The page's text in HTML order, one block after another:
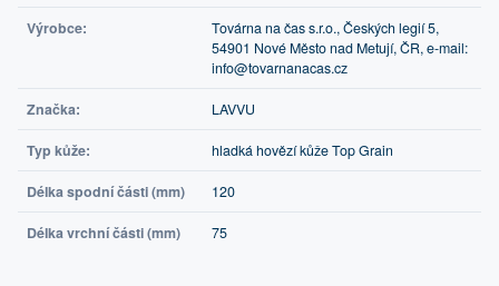
Výrobce:
Továrna na čas s.r.o., Českých legií 5,
54901 Nové Město nad Metují, ČR, e-mail:
info@tovarnanacas.cz
Značka: LAVVU
Typ kůže: hladká hovězí kůže Top Grain
Délka spodní části (mm) 120
Délka vrchní části (mm) 75